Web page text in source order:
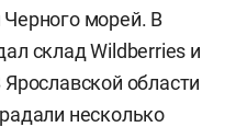
Черного морей. В
склад Wildberries и
области
несколько